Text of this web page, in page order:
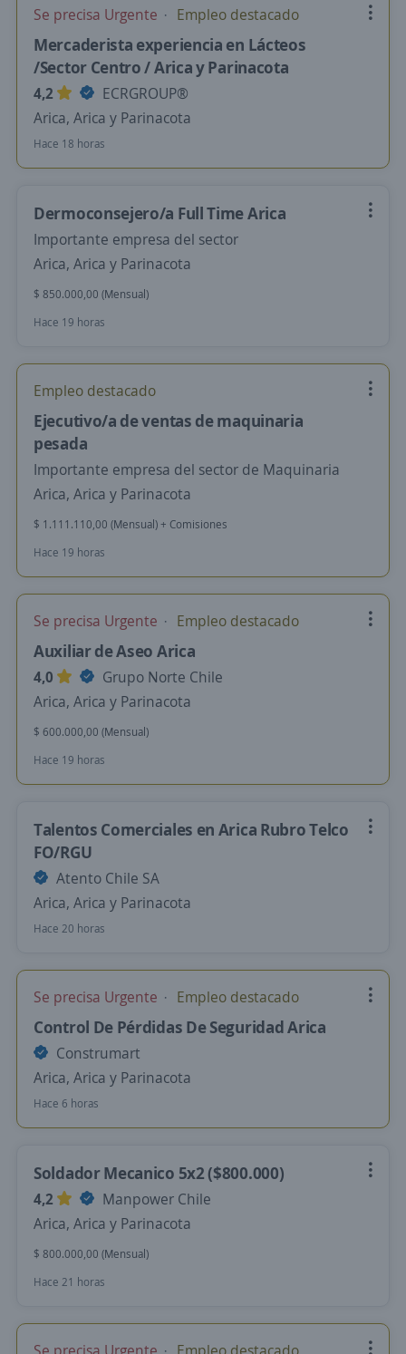
Se precisa Urgente Empleo destacado
Mercaderista experiencia en Lácteos
/Sector Centro / Arica y Parinacota
4,2
ECRGROUP®️
Arica, Arica y Parinacota
Hace 18 horas
Dermoconsejero/a Full Time Arica
Importante empresa del sector
Arica, Arica y Parinacota
$ 850.000,00 (Mensual)
Hace 19 horas
Empleo destacado
Ejecutivo/a de ventas de maquinaria
pesada
Importante empresa del sector de Maquinaria
Arica, Arica y Parinacota
$ 1.111.110,00 (Mensual) + Comisiones
Hace 19 horas
Se precisa Urgente Empleo destacado
Auxiliar de Aseo Arica
4,0
Grupo Norte Chile
Arica, Arica y Parinacota
$ 600.000,00 (Mensual)
Hace 19 horas
Talentos Comerciales en Arica Rubro Telco
FO/RGU
Atento Chile SA
Arica, Arica y Parinacota
Hace 20 horas
Se precisa Urgente Empleo destacado
Control De Pérdidas De Seguridad Arica
Construmart
Arica, Arica y Parinacota
Hace 6 horas
Soldador Mecanico 5x2 ($800.000)
4,2
Manpower Chile
Arica, Arica y Parinacota
$ 800.000,00 (Mensual)
Hace 21 horas